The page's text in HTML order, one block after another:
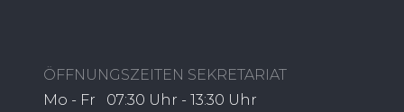
ÖFFNUNGSZEITEN SEKRETARIAT
Mo - Fr 07:30 Uhr - 13:30 Uhr